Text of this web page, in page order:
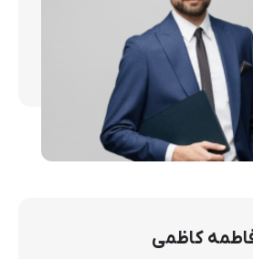
کاظمی